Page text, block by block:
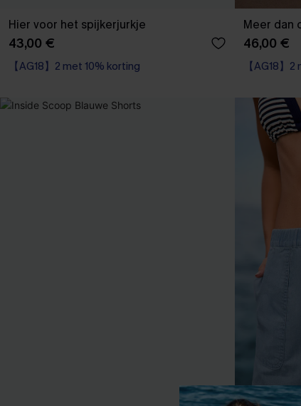
Hier voor het spijkerjurkje
43,00 €
【AG18】2 met 10% korting
Meer dan
46,00 €
【AG18】